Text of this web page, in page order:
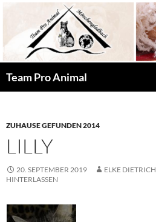
springen
Team Pro Animal
ZUHAUSE GEFUNDEN 2014
LILLY
20. SEPTEMBER 2019 ELKE DIETRICH
HINTERLASSEN